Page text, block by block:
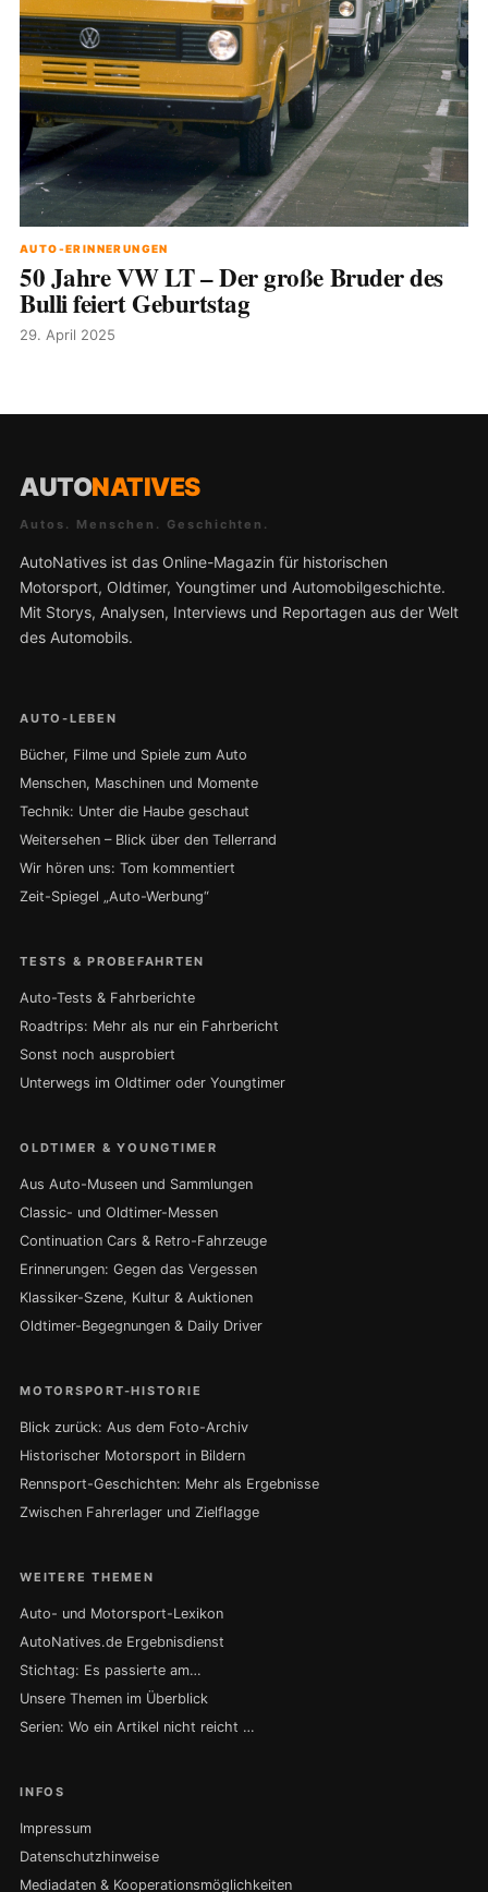
AUTO-ERINNERUNGEN
50 Jahre VW LT – Der große Bruder des
Bulli feiert Geburtstag
29. April 2025
AUTONATIVES
Autos. Menschen. Geschichten.
AutoNatives ist das Online-Magazin für historischen
Motorsport, Oldtimer, Youngtimer und Automobilgeschichte.
Mit Storys, Analysen, Interviews und Reportagen aus der Welt
des Automobils.
AUTO-LEBEN
Bücher, Filme und Spiele zum Auto
Menschen, Maschinen und Momente
Technik: Unter die Haube geschaut
Weitersehen – Blick über den Tellerrand
Wir hören uns: Tom kommentiert
Zeit-Spiegel „Auto-Werbung“
TESTS & PROBEFAHRTEN
Auto-Tests & Fahrberichte
Roadtrips: Mehr als nur ein Fahrbericht
Sonst noch ausprobiert
Unterwegs im Oldtimer oder Youngtimer
OLDTIMER & YOUNGTIMER
Aus Auto-Museen und Sammlungen
Classic- und Oldtimer-Messen
Continuation Cars & Retro-Fahrzeuge
Erinnerungen: Gegen das Vergessen
Klassiker-Szene, Kultur & Auktionen
Oldtimer-Begegnungen & Daily Driver
MOTORSPORT-HISTORIE
Blick zurück: Aus dem Foto-Archiv
Historischer Motorsport in Bildern
Rennsport-Geschichten: Mehr als Ergebnisse
Zwischen Fahrerlager und Zielflagge
WEITERE THEMEN
Auto- und Motorsport-Lexikon
AutoNatives.de Ergebnisdienst
Stichtag: Es passierte am…
Unsere Themen im Überblick
Serien: Wo ein Artikel nicht reicht …
INFOS
Impressum
Datenschutzhinweise
Mediadaten & Kooperationsmöglichkeiten